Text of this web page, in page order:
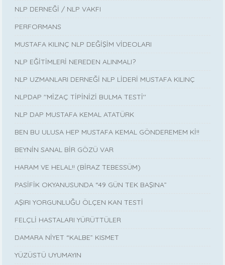
NLP DERNEĞİ / NLP VAKFI
PERFORMANS
MUSTAFA KILINÇ NLP DEĞİŞİM VİDEOLARI
NLP EĞİTİMLERİ NEREDEN ALINMALI?
NLP UZMANLARI DERNEĞİ NLP LİDERİ MUSTAFA KILINÇ
NLPDAP ''MİZAÇ TİPİNİZİ BULMA TESTİ''
NLP DAP MUSTAFA KEMAL ATATÜRK
BEN BU ULUSA HEP MUSTAFA KEMAL GÖNDEREMEM Kİ!!
BEYNİN SANAL BİR GÖZÜ VAR
HARAM VE HELAL!! (BİRAZ TEBESSÜM)
PASİFİK OKYANUSUNDA “49 GÜN TEK BAŞINA”
AŞIRI YORGUNLUĞU ÖLÇEN KAN TESTİ
FELÇLİ HASTALARI YÜRÜTTÜLER
DAMARA NİYET “KALBE” KISMET
YÜZÜSTÜ UYUMAYIN